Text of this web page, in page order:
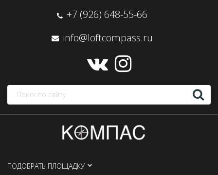
+7 (926) 648-55-66
info@loftcompass.ru
ПОДОБРАТЬ ПЛОЩАДКУ